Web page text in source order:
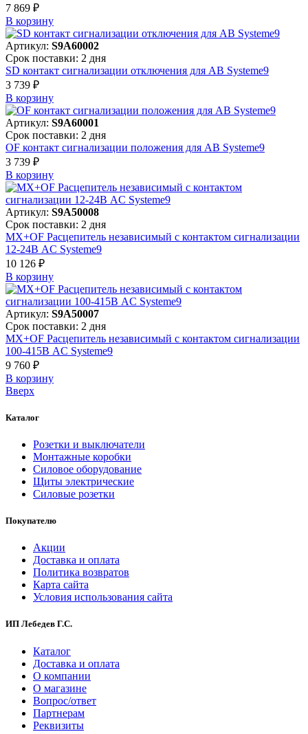
7 869 ₽
В корзинy
Артикул: S9A60002
Срок поставки: 2 дня
SD контакт сигнализации отключения для АВ Systeme9
3 739 ₽
В корзинy
Артикул: S9A60001
Срок поставки: 2 дня
OF контакт сигнализации положения для АВ Systeme9
3 739 ₽
В корзинy
Артикул: S9A50008
Срок поставки: 2 дня
MX+OF Расцепитель независимый с контактом сигнализации
12-24В AC Systeme9
10 126 ₽
В корзинy
Артикул: S9A50007
Срок поставки: 2 дня
MX+OF Расцепитель независимый с контактом сигнализации
100-415В AC Systeme9
9 760 ₽
В корзинy
Вверх
Каталог
Розетки и выключатели
Монтажные коробки
Силовое оборудование
Щиты электрические
Силовые розетки
Покупателю
Акции
Доставка и оплата
Политика возвратов
Карта сайта
Условия использования сайта
ИП Лебедев Г.С.
Каталог
Доставка и оплата
О компании
О магазине
Вопрос/ответ
Партнерам
Реквизиты